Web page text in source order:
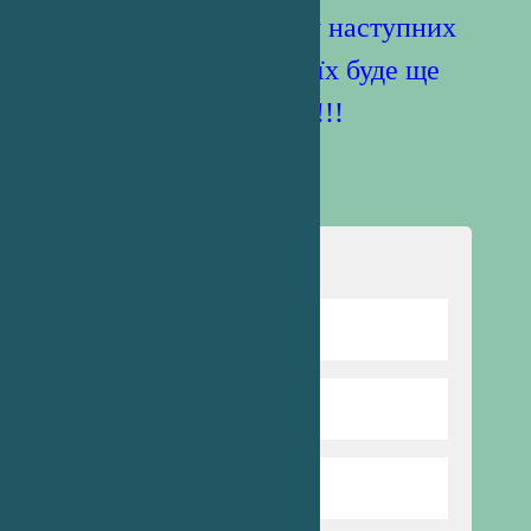
Успіхів усім у наступних
конкурсах ( їх буде ще
4)!!!!!!